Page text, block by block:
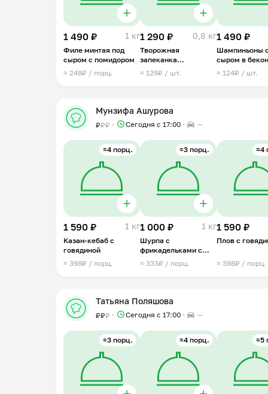
1 490 ₽ 1 кг
Филе минтая под
сыром с помидором
≈ 248₽ / порц.
1 290 ₽ 0,8 кг
Творожная
запеканка
сердечками с
ягодами
≈ 129₽ / шт.
1 490 ₽
Шампиньоны с
сыром в
≈ 124₽ / шт.
Мунзифа Ашурова
₽₽₽ Сегодня с 17:00 —
≈4 порц.
1 590 ₽ 1 кг
Казан-кебаб с
говядиной
≈ 398₽ / порц.
≈3 порц.
1 000 ₽ 1 кг
Шурпа с
фрикадельками с
начинкой
≈ 333₽ / порц.
≈4
1 590 ₽
Плов с
≈ 398₽ / порц.
Татьяна Поляшова
₽₽₽ Сегодня с 17:00 —
≈3 порц. ≈4 порц. ≈5